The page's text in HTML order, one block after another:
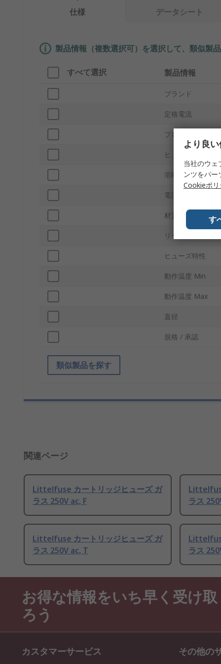
仕様 データシート
製品情報（複数選択可）を選択して、類似製
すべて選択 製品情報
ブランド
定格電流
プロダクトタイプ
ヒューズサイズ
溶断速度
電圧
材質
リード間隔
ヒューズ特性
動作温度 Min
動作温度 Max
直径
規格 / 承認
類似製品を探す
関連ページ
Littelfuse カートリッジヒューズ ガ
ラス 250V ac, F
ラス
Littelfuse カートリッジヒューズ ガ
ラス 250V ac, T
ラス
お得な情報をいち早く受け取
ろう
カスタマーサービス その他の
より良
当社のウェ
ンツをパ
Cookieポリ
す